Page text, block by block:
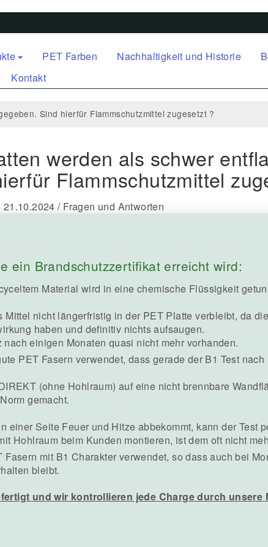
PET Farben Nachhaltigkeit und Historie
Kontakt
Sind hierfür Flammschutzmittel zugesetzt ?
werden als schwer
Flammschutzmittel
21.10.2024 / Fragen und Antworten
ein Brandschutzzertifikat erreicht wird:
Material wird in eine chemische Flüssigkeit
Mittel nicht längerfristig in der PET Platte verbleibt, da
haben und definitiv nichts aufsaugen.
einigen Monaten quasi nicht mehr vorhanden.
PET Fasern verwendet, dass gerade der B1 Test
(ohne Hohlraum) auf eine nicht brennbare
gemacht.
einer Seite Feuer und Hitze abbekommt, kann der Test
Hohlraum beim Kunden montieren, ist dem oft nicht
mit B1 Charakter verwendet, so dass auch bei
bleibt.
und wir kontrollieren jede Charge durch unsere